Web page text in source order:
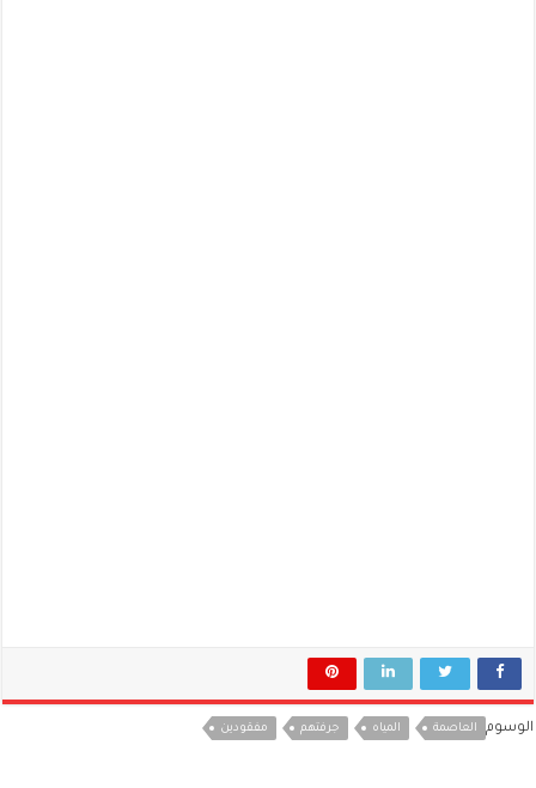
الوسوم العاصمة المياه جرفتهم مفقودين